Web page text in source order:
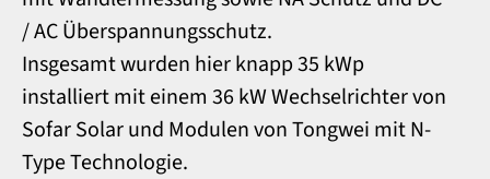
/ AC Überspannungsschutz.
Insgesamt wurden hier knapp 35 kWp
installiert mit einem 36 kW Wechselrichter von
Sofar Solar und Modulen von Tongwei mit N-
Type Technologie.